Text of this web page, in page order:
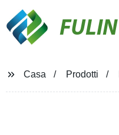
FULIN
Casa Prodotti